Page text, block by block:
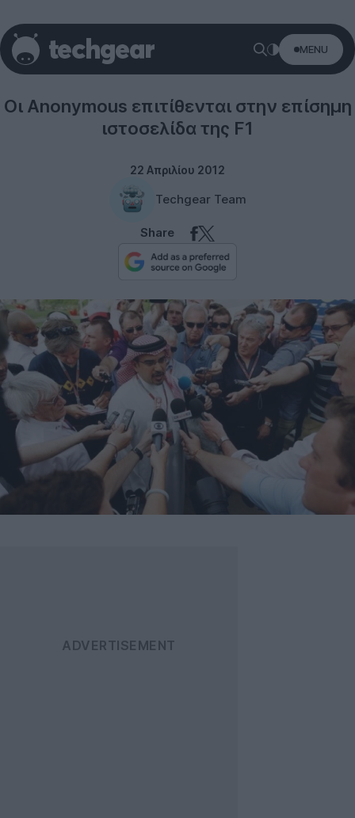
MENU
Οι Anonymous επιτίθενται στην επίσημη
ιστοσελίδα της F1
22 Απριλίου 2012
Techgear Team
Share